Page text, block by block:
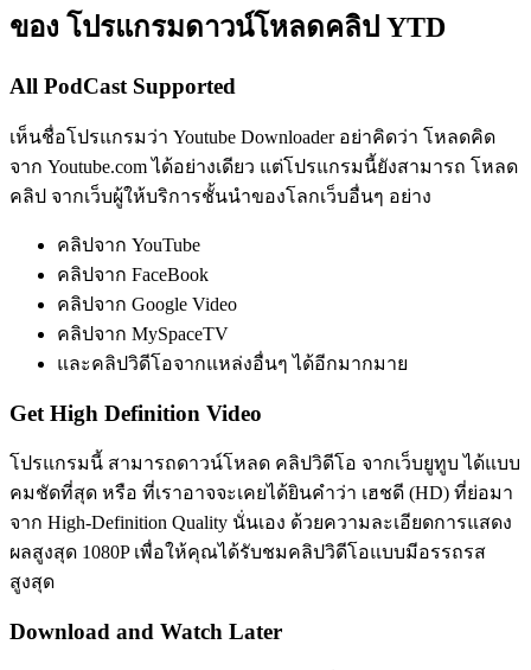
ของ โปรแกรมดาวน์โหลดคลิป YTD
All PodCast Supported
เห็นชื่อโปรแกรมว่า Youtube Downloader อย่าคิดว่า โหลดคิด
จาก Youtube.com ได้อย่างเดียว แต่โปรแกรมนี้ยังสามารถ โหลด
คลิป จากเว็บผู้ให้บริการชั้นนำของโลกเว็บอื่นๆ อย่าง
คลิปจาก YouTube
คลิปจาก FaceBook
คลิปจาก Google Video
คลิปจาก MySpaceTV
และคลิปวิดีโอจากแหล่งอื่นๆ ได้อีกมากมาย
Get High Definition Video
โปรแกรมนี้ สามารถดาวน์โหลด คลิปวิดีโอ จากเว็บยูทูบ ได้แบบ
คมชัดที่สุด หรือ ที่เราอาจจะเคยได้ยินคำว่า เฮชดี (HD) ที่ย่อมา
จาก High-Definition Quality นั่นเอง ด้วยความละเอียดการแสดง
ผลสูงสุด 1080P เพื่อให้คุณได้รับชมคลิปวิดีโอแบบมีอรรถรส
สูงสุด
Download and Watch Later